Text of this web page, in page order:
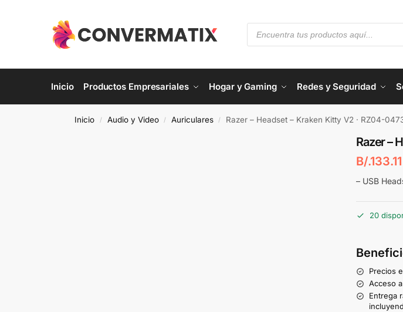
Inicio Productos Empresariales Hogar y Gaming Redes y Seguridad
Inicio / Audio y Video / Auriculares / Razer – Headset – Kraken Kitty V2 · RZ04-
Razer –
B/.133.11
– USB
20
Precios
Acceso
Entrega